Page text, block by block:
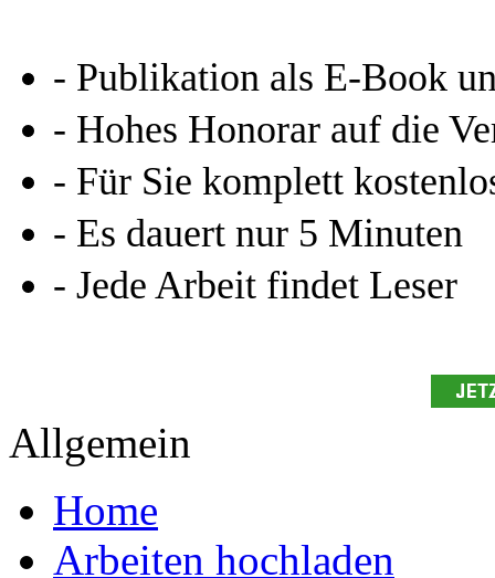
- Publikation als E-Book
- Hohes Honorar auf die
- Für Sie komplett
- Es dauert nur 5 Minuten
- Jede Arbeit findet Leser
Allgemein
Home
Arbeiten hochladen